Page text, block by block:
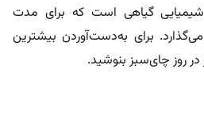
گیاهی است که برای مدت
می‌گذارد. برای به‌دست‌آوردن بیشترین
در روز چای‌سبز بنوشید.